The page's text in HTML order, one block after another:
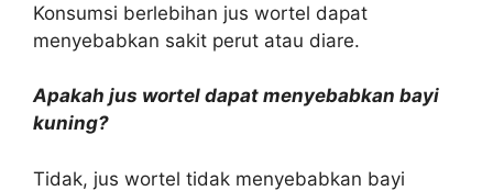
Konsumsi berlebihan jus wortel dapat
menyebabkan sakit perut atau diare.
Apakah jus wortel dapat menyebabkan bayi
kuning?
Tidak, jus wortel tidak menyebabkan bayi